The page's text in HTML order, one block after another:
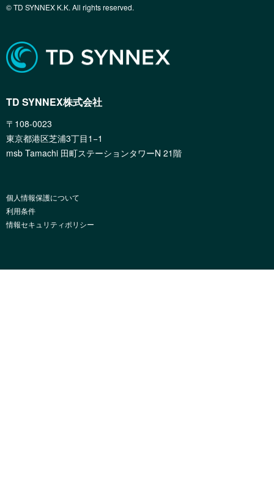
© TD SYNNEX K.K. All rights reserved.
TD SYNNEX株式会社
〒108-0023
東京都港区芝浦3丁目1−1
msb Tamachi 田町ステーションタワーN 21階
個人情報保護について
利用条件
情報セキュリティポリシー